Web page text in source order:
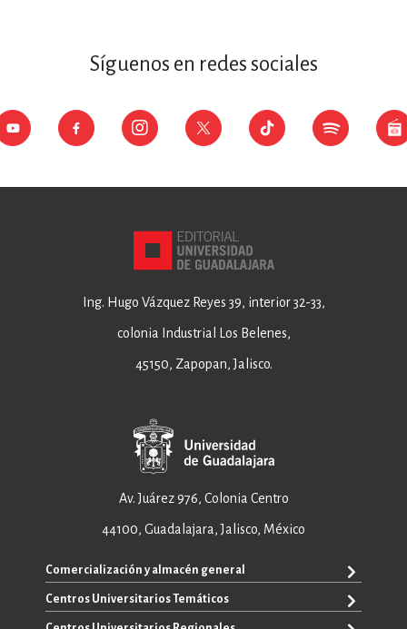
Síguenos en redes sociales
Ing. Hugo Vázquez Reyes 39, interior 32-33,
colonia Industrial Los Belenes,
45150, Zapopan, Jalisco.
Av. Juárez 976, Colonia Centro
44100, Guadalajara, Jalisco, México
Comercialización y almacén general
+52 33 3640 6326
+52 33 3640 4595
Centros Universitarios Temáticos